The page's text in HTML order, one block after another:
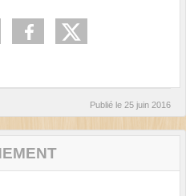
Publié le 25 juin 2016